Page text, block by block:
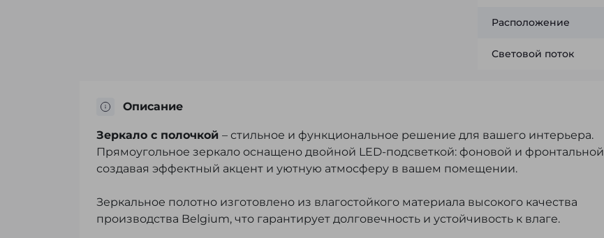
Расположение
Световой поток
Описание
Зеркало с полочкой – стильное и функциональное решение для вашего интерьера.
Прямоугольное зеркало оснащено двойной LED-подсветкой: фоновой и фронтальной
создавая эффектный акцент и уютную атмосферу в вашем помещении.
Зеркальное полотно изготовлено из влагостойкого материала высокого качества
производства Belgium, что гарантирует долговечность и устойчивость к влаге.